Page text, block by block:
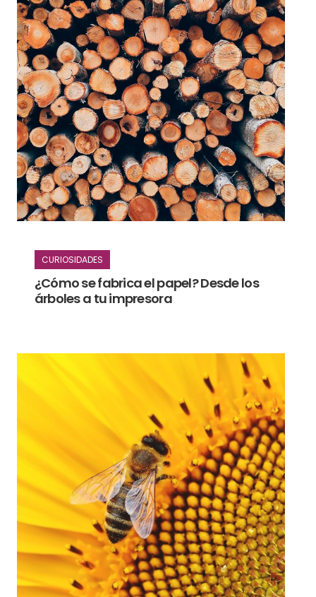
CURIOSIDADES
¿Cómo se fabrica el papel? Desde los
árboles a tu impresora